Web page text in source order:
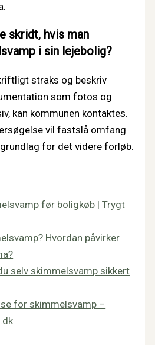
skridt, hvis man
i sin lejebolig?
straks og beskriv
som fotos og
kan kommunen kontaktes.
vil fastslå omfang
for det videre forløb.
før boligkøb | Trygt
Hvordan påvirker
selv skimmelsvamp sikkert
for skimmelsvamp –